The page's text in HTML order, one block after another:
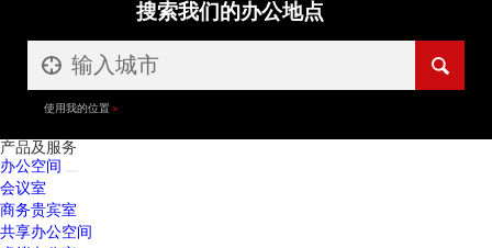
搜索我们的办公地点
使用我的位置
产品及服务
办公空间
会议室
商务贵宾室
共享办公空间